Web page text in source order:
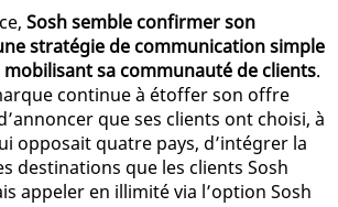
Sosh semble confirmer son
stratégie de communication simple
sa communauté de clients.
continue à étoffer son offre
que ses clients ont choisi, à
opposait quatre pays, d’intégrer la
destinations que les clients Sosh
appeler en illimité via l’option Sosh